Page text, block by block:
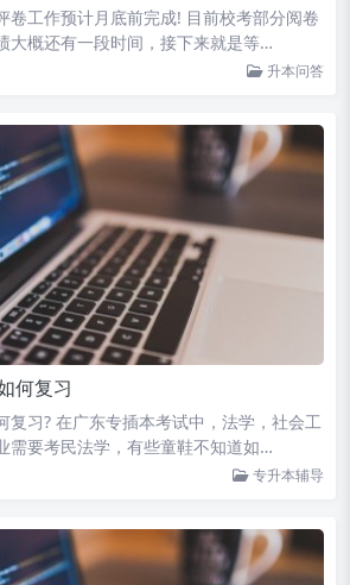
卷工作预计月底前完成! 目前校考部分阅卷
大概还有一段时间，接下来就是等…
升本问答
何复习
复习? 在广东专插本考试中，法学，社会工
需要考民法学，有些童鞋不知道如…
专升本辅导